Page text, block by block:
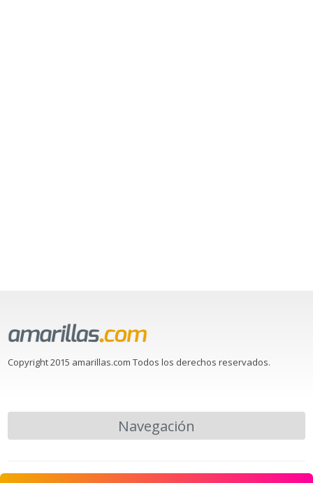
Copyright 2015 amarillas.com Todos los derechos reservados.
Navegación